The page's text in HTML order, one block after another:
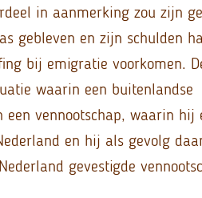
in aanmerking zou zijn
gebleven en zijn schulden
bij emigratie voorkomen.
waarin een buitenlandse
vennootschap, waarin hij
en hij als gevolg
gevestigde